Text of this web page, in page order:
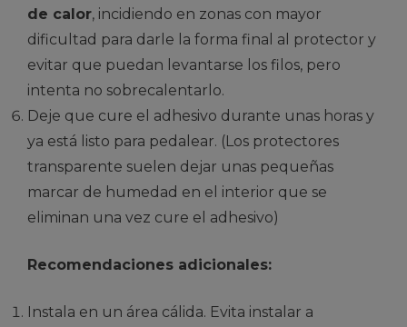
de calor, incidiendo en zonas con mayor
dificultad para darle la forma final al protector y
evitar que puedan levantarse los filos, pero
intenta no sobrecalentarlo.
Deje que cure el adhesivo durante unas horas y
ya está listo para pedalear. (Los protectores
transparente suelen dejar unas pequeñas
marcar de humedad en el interior que se
eliminan una vez cure el adhesivo)
Recomendaciones adicionales:
Instala en un área cálida. Evita instalar a